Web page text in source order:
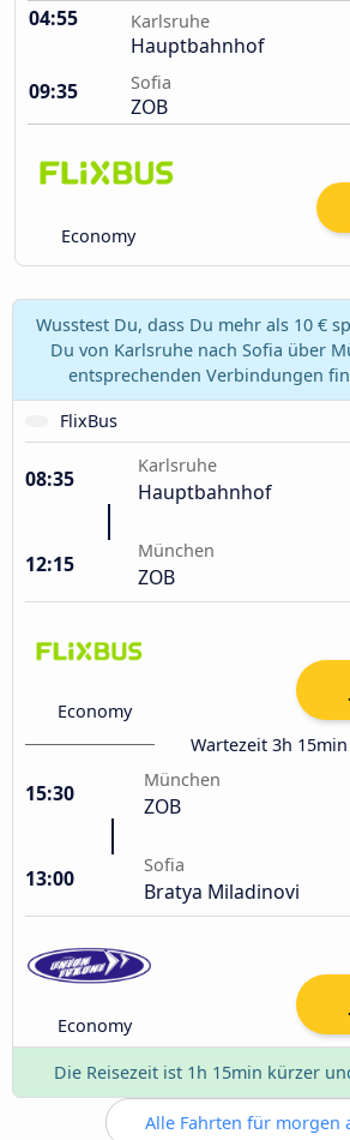
04:55 Karlsruhe
Hauptbahnhof
09:35
Sofia
ZOB
Economy
Wusstest Du, dass Du mehr als 10 €
Du von Karlsruhe nach Sofia über
entsprechenden Verbindungen
FlixBus
08:35
Karlsruhe
Hauptbahnhof
12:15
München
ZOB
Economy
Wartezeit 3h 15min
15:30
München
ZOB
13:00
Sofia
Bratya Miladinovi
Economy
Die Reisezeit ist 1h 15min kürzer
Alle Fahrten für morgen